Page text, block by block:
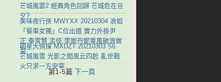
芒城風雲2 經典角色回歸 芒城危在旦
夕?
美味夜行俠 MWYXX 20210304 浪姐
「餐車女團」C位出道 實力外掛尹
正.秦霄賢.孟佳.李斯丹妮乘風破浪做
菜
明星大偵探 MXDZT 20210303 S6
芒城風雲 光影之間風云四起 亂世戰
火只求一方安寧
第1-5篇 下一頁